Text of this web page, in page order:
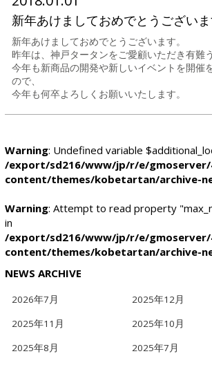
新年あけましておめでとうございま
新年あけましておめでとうございます。
昨年は、神戸タータンをご愛顧いただき有難
今年も新商品の開発や新しいイベントを開催
ので、
今年も何卒よろしくお願いいたします。
Warning: Undefined variable
/export/sd216/www/jp/r/e/
content/themes/kobetartan/archive-
Warning: Attempt to read property
in
/export/sd216/www/jp/r/e/
content/themes/kobetartan/archive-
NEWS ARCHIVE
2026年7月
2025年12月
2025年11月
2025年10月
2025年8月
2025年7月